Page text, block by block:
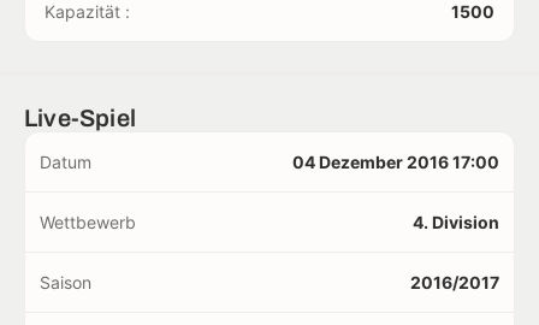
Kapazität : 1500
Live-Spiel
Datum 04 Dezember 2016 17:00
Wettbewerb 4. Division
Saison 2016/2017